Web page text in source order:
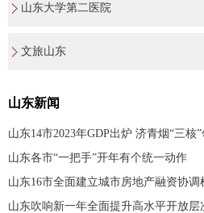
山东大学第二医院
文旅山东
山东新闻
山东14市2023年GDP出炉 济青烟“三核
山东各市“一把手”开年有个统一动作
山东16市全面建立城市房地产融资协调
山东吹响新一年全面提升高水平开放层